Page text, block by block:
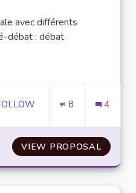
avec différents
débat : débat
et Santé
FOLLOWERS 8 4
VIEW PROPOSAL